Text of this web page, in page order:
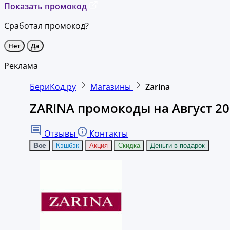
Показать промокод
Сработал промокод?
Нет Да
Реклама
БериКод.ру
Магазины Zarina
ZARINA промокоды на Август
Отзывы Контакты
Все Кэшбэк Акция Скидка Деньги в подарок